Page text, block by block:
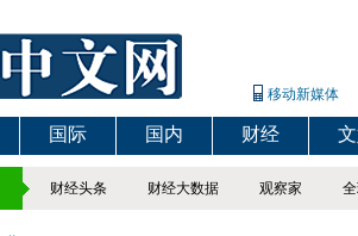
移动新媒体
国际 国内 财经
财经头条 财经大数据 观察家